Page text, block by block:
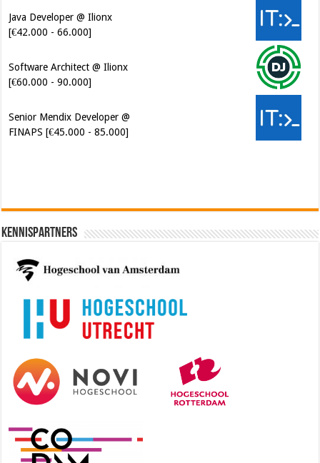
Java Developer @ Ilionx
[€42.000 - 66.000]
Software Architect @ Ilionx
[€60.000 - 90.000]
Senior Mendix Developer @
FINAPS [€45.000 - 85.000]
Kennispartners